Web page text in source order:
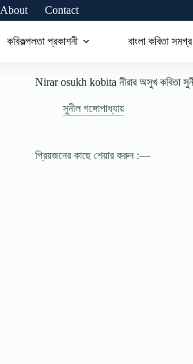
About Contact
কবিকল্পলতা প্রকাশনী বাংলা কবিতা সমগ্র
Nirar osukh kobita নীরার অসুখ কবিতা
সুনীল গঙ্গোপাধ্যায়
প্রিয়জনের কাছে শেয়ার করুন :—